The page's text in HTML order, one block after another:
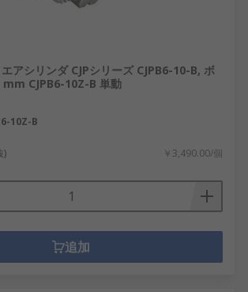
アシリンダ CJPシリーズ CJPB6-10-B, ボ
CJPB6-10Z-B 単動
10Z-B
) ￥3,490.00/個
追加